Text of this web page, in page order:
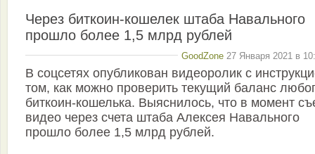
Через биткоин-кошелек штаба Навального
прошло более 1,5 млрд рублей
GoodZone 27 Января 2021 в
В соцсетях опубликован видеоролик с
том, как можно проверить текущий баланс
биткоин-кошелька. Выяснилось, что в момент
видео через счета штаба Алексея Навального
прошло более 1,5 млрд рублей.